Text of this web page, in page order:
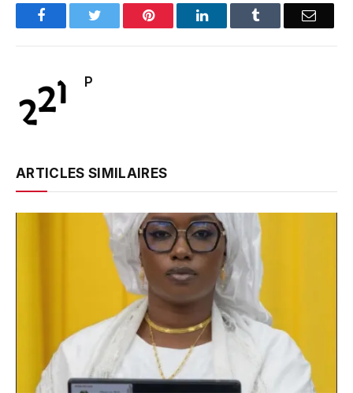
FacebookTwitter Pinterest LinkedInTumblr Email
P
ARTICLES SIMILAIRES